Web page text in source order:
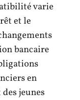
varie
et le
bancaire
en
jeunes